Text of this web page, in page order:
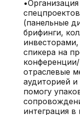
(панельные
брифинги,
инвесторами,
спикера на
отраслевые
аудиторией и
помогу
интеграция